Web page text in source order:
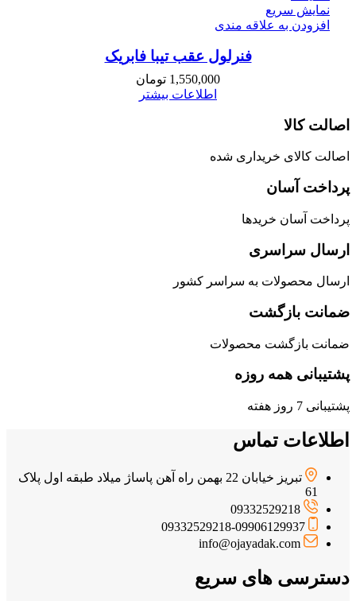
نمایش سریع
افزودن به علاقه مندی
فنرلول عقب تیبا فابریک
1,550,000 تومان
اطلاعات بیشتر
اصالت کالا
اصالت کالای خریداری شده
پرداخت آسان
پرداخت آسان خریدها
ارسال سراسری
ارسال محصولات به سراسر کشور
ضمانت بازگشت
ضمانت بازگشت محصولات
پشتیبانی همه روزه
پشتیبانی 7 روز هفته
اطلاعات تماس
تبریز خیابان 22 بهمن راه آهن پاساژ میلاد طبقه اول پلاک
61
09332529218
09332529218-09906129937
info@ojayadak.com
دسترسی های سریع